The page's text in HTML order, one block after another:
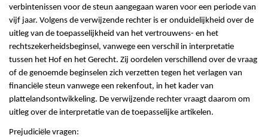
verbintenissen voor de steun aangegaan waren voor een periode van
vijf jaar. Volgens de verwijzende rechter is er onduidelijkheid over de
uitleg van de toepasselijkheid van het vertrouwens- en het
rechtszekerheidsbeginsel, vanwege een verschil in interpretatie
tussen het Hof en het Gerecht. Zij oordelen verschillend over de vraag
of de genoemde beginselen zich verzetten tegen het verlagen van
financiële steun vanwege een rekenfout, in het kader van
plattelandsontwikkeling. De verwijzende rechter vraagt daarom om
uitleg over de interpretatie van de toepasselijke artikelen.
Prejudiciële vragen: